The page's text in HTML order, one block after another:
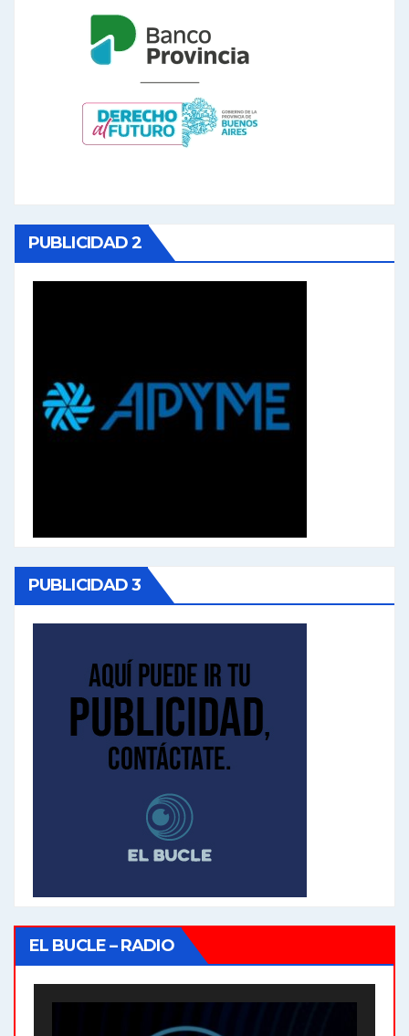
PUBLICIDAD 2
PUBLICIDAD 3
EL BUCLE – RADIO